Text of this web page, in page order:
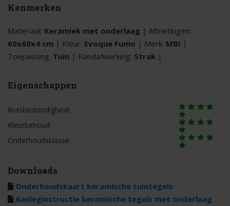
Kenmerken
Materiaal: Keramiek met onderlaag | Afmetingen:
60x60x4 cm | Kleur: Evoque Fumo | Merk: MBI |
Toepassing: Tuin | Randafwerking: Strak |
Eigenschappen
Krasbestendigheid:
Kleurbehoud:
Onderhoudsklasse:
Downloads
Onderhoudskaart keramische tuintegels
Aanleginstructie keramische tegels met onderlaag